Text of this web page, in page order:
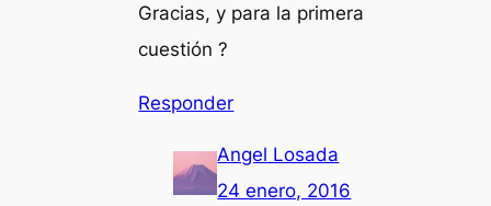
Gracias, y para la primera
cuestión ?
Responder
Angel Losada
24 enero, 2016